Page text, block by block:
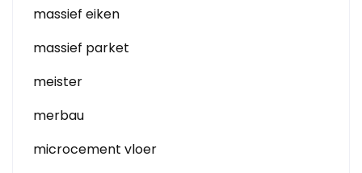
massief eiken
massief parket
meister
merbau
microcement vloer